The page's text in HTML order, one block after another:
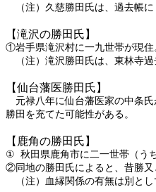
（注）久慈勝田氏は、過去帳
【滝沢の勝田氏】
①岩手県滝沢村に一九世帯が現
（注）滝沢勝田氏は、東林寺
【仙台藩医勝田氏】
元禄八年に仙台藩医家の中条氏
勝田を充てた可能性がある。
【鹿角の勝田氏】
① 秋田県鹿角市に二一世帯（う
②同地の勝田氏によると、昔勝又
（注）血縁関係の有無は別と